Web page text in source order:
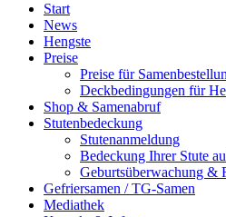
Start
News
Hengste
Preise
Preise für
Deckbedingungen für
Shop & Samenabruf
Stutenbedeckung
Stutenanmeldung
Bedeckung Ihrer Stute
Geburtsüberwachung &
Gefriersamen / TG-Samen
Mediathek